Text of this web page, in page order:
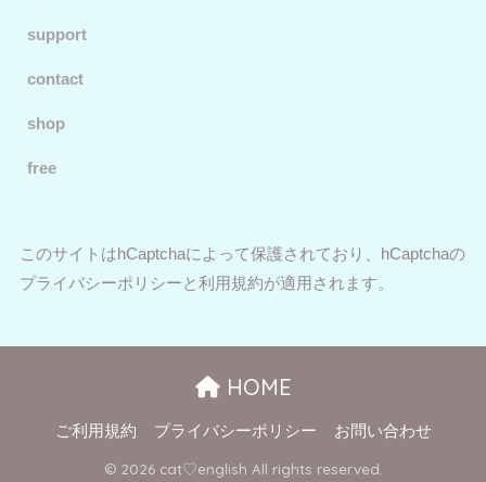
support
contact
shop
free
このサイトはhCaptchaによって保護されており、hCaptchaの
プライバシーポリシーと利用規約が適用されます。
HOME
ご利用規約 プライバシーポリシー お問い合わせ
© 2026 cat♡english All rights reserved.